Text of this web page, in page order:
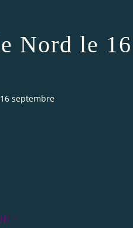
Nord le 16
septembre
: